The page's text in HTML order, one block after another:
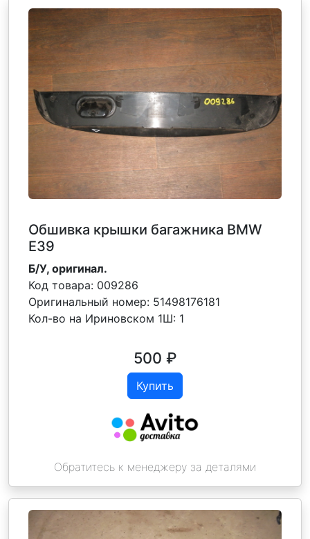
Обшивка крышки багажника BMW
E39
Б/У, оригинал.
Код товара: 009286
Оригинальный номер: 51498176181
Кол-во на Ириновском 1Ш: 1
500 ₽
Купить
Обратитесь к менеджеру за деталями